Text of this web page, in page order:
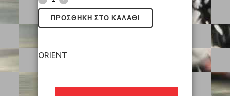
ΠΡΟΣΘΉΚΗ ΣΤΟ ΚΑΛΆΘΙ
ORIENT